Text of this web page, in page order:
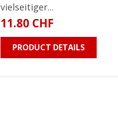
vielseitiger...
11.80 CHF
PRODUCT DETAILS